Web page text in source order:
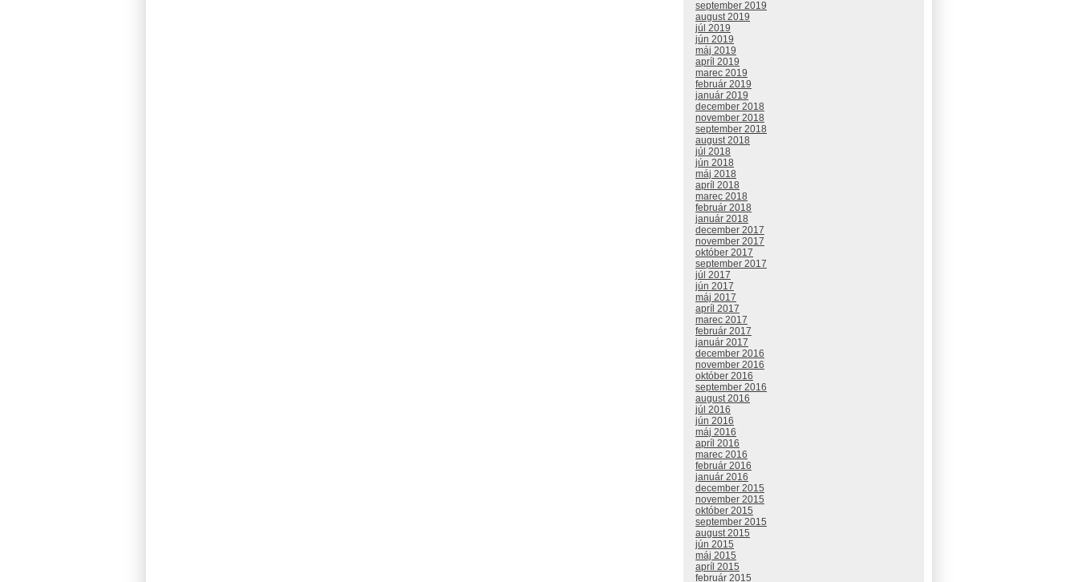
september 2019
august 2019
júl 2019
jún 2019
máj 2019
apríl 2019
marec 2019
február 2019
január 2019
december 2018
november 2018
september 2018
august 2018
júl 2018
jún 2018
máj 2018
apríl 2018
marec 2018
február 2018
január 2018
december 2017
november 2017
október 2017
september 2017
júl 2017
jún 2017
máj 2017
apríl 2017
marec 2017
február 2017
január 2017
december 2016
november 2016
október 2016
september 2016
august 2016
júl 2016
jún 2016
máj 2016
apríl 2016
marec 2016
február 2016
január 2016
december 2015
november 2015
október 2015
september 2015
august 2015
jún 2015
máj 2015
apríl 2015
február 2015